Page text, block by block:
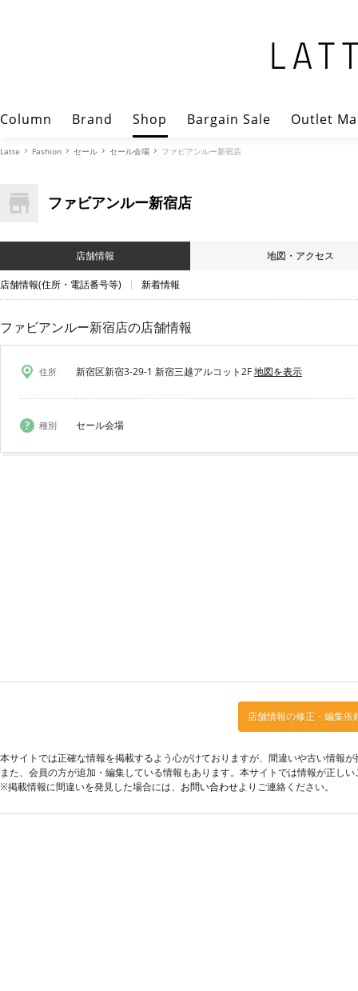
Column Brand Shop Bargain Sale Outlet
Latte Fashion セール セール会場 ファビアンルー新宿店
ファビアンルー新宿店
店舗情報 地図・アクセス
店舗情報(住所・電話番号等) 新着情報
ファビアンルー新宿店の店舗情報
住所 新宿区新宿3-29-1 新宿三越アルコット2F地図を表示
種別 セール会場
店舗情報の修正・編集依
本サイトでは正確な情報を掲載するよう心がけておりますが、間違いや古い情報
また、会員の方が追加・編集している情報もあります。本サイトでは情報が正し
※掲載情報に間違いを発見した場合には、 お問い合わせよりご連絡ください。